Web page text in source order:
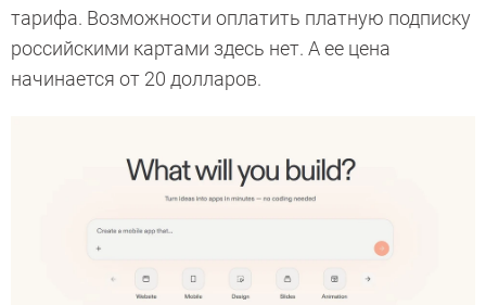
тарифа. Возможности оплатить платную подписку
российскими картами здесь нет. А ее цена
начинается от 20 долларов.